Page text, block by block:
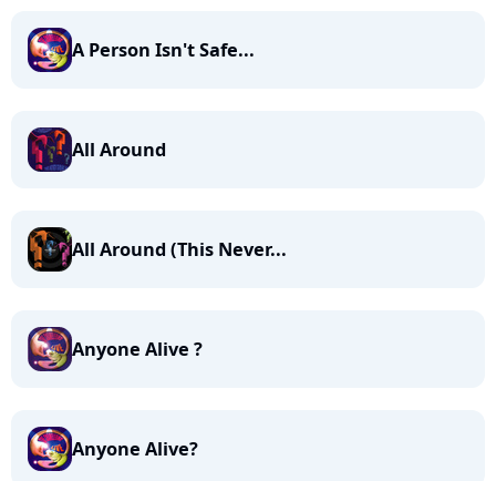
A Person Isn't Safe...
All Around
All Around (This Never...
Anyone Alive ?
Anyone Alive?